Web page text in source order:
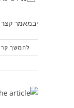
יבמאמר
להמשך